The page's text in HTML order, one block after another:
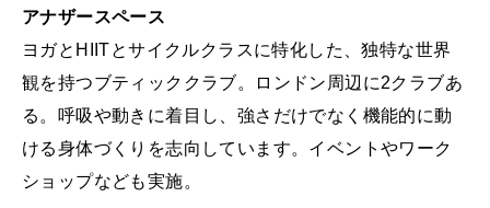
アナザースペース
ヨガとHIITとサイクルクラスに特化した、独特な世界
観を持つブティッククラブ。ロンドン周辺に2クラブあ
る。呼吸や動きに着目し、強さだけでなく機能的に動
ける身体づくりを志向しています。イベントやワーク
ショップなども実施。